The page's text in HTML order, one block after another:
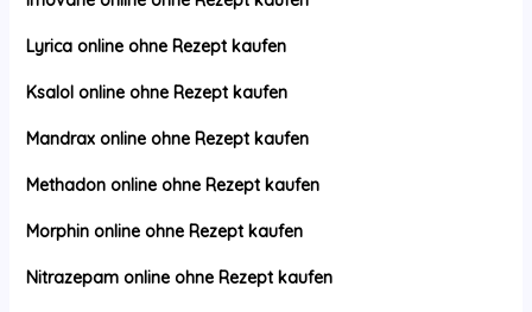
Lyrica online ohne Rezept kaufen
Ksalol online ohne Rezept kaufen
Mandrax online ohne Rezept kaufen
Methadon online ohne Rezept kaufen
Morphin online ohne Rezept kaufen
Nitrazepam online ohne Rezept kaufen